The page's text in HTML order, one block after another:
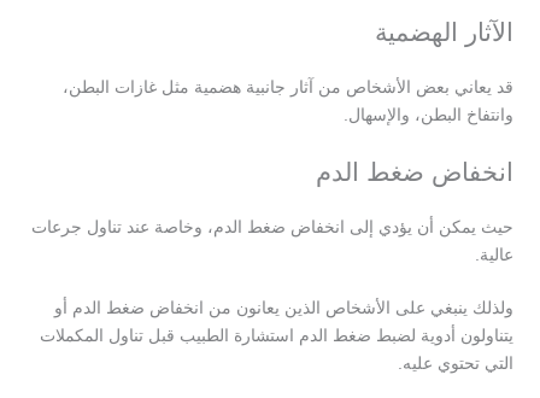
الآثار الهضمية
قد يعاني بعض الأشخاص من آثار جانبية هضمية مثل غازات البطن،
وانتفاخ البطن، والإسهال.
انخفاض ضغط الدم
حيث يمكن أن يؤدي إلى انخفاض ضغط الدم، وخاصة عند تناول جرعات
عالية.
ولذلك ينبغي على الأشخاص الذين يعانون من انخفاض ضغط الدم أو
يتناولون أدوية لضبط ضغط الدم استشارة الطبيب قبل تناول المكملات
التي تحتوي عليه.